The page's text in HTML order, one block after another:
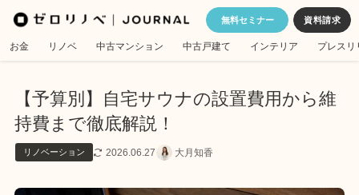
無料セミナー
お金 リノベ 中古マンション 中古戸建て インテリア プレスリ
【予算別】自宅サウナの設置費用から維
持費まで徹底解説！
リノベーション 2026.06.27 大月知香